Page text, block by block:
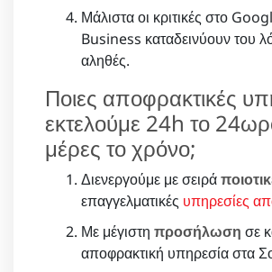
Μάλιστα οι κριτικές στο
Business καταδεινύουν του
αληθές.
Ποιες αποφρακτικές
εκτελούμε 24h το
μέρες το χρόνο;
Διενεργούμε με σειρά
επαγγελματικές υπηρεσίες
Με μέγιστη προσήλωση σε
αποφρακτική υπηρεσία στα